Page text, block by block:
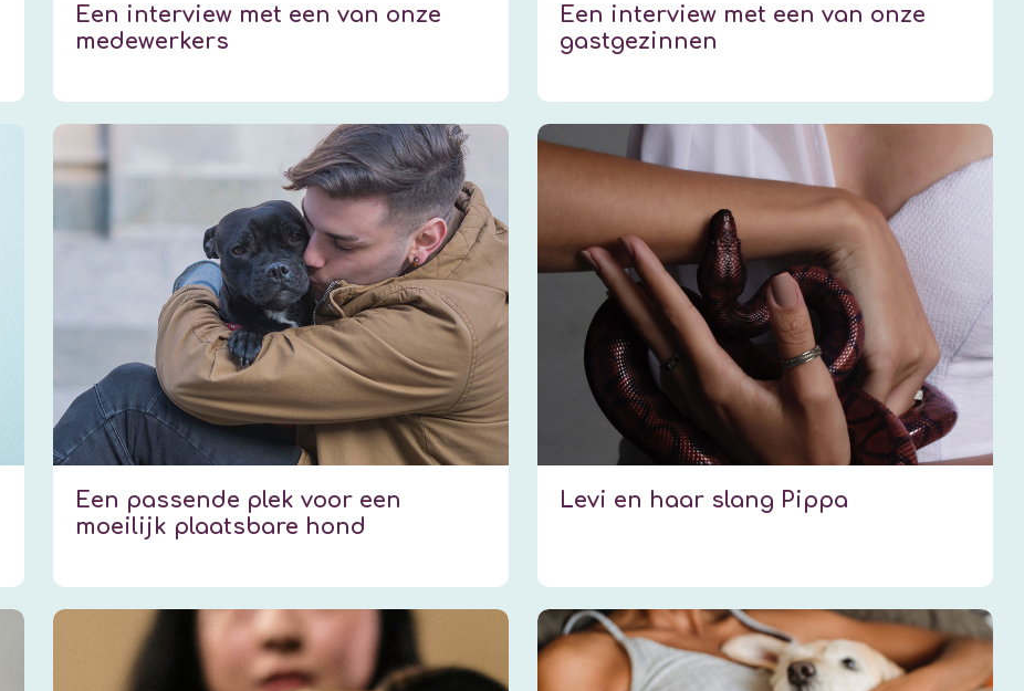
Een interview met een van onze
medewerkers
Een interview met een van onze
gastgezinnen
Een passende plek voor een
moeilijk plaatsbare hond
Levi en haar slang Pippa